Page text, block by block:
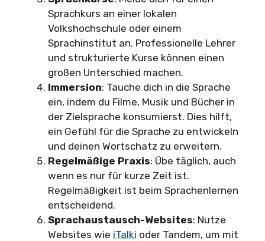
Sprachkurs an einer lokalen
Volkshochschule oder einem
Sprachinstitut an. Professionelle Lehrer
und strukturierte Kurse können einen
großen Unterschied machen.
Immersion: Tauche dich in die Sprache
ein, indem du Filme, Musik und Bücher in
der Zielsprache konsumierst. Dies hilft,
ein Gefühl für die Sprache zu entwickeln
und deinen Wortschatz zu erweitern.
Regelmäßige Praxis: Übe täglich, auch
wenn es nur für kurze Zeit ist.
Regelmäßigkeit ist beim Sprachenlernen
entscheidend.
Sprachaustausch-Websites: Nutze
Websites wie iTalki oder Tandem, um mit